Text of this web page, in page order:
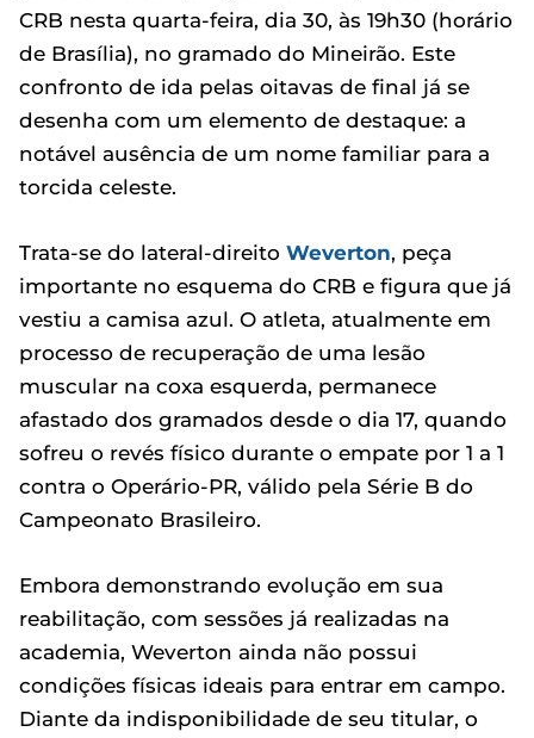
CRB nesta quarta-feira, dia 30, às 19h30 (horário
de Brasília), no gramado do Mineirão. Este
confronto de ida pelas oitavas de final já se
desenha com um elemento de destaque: a
notável ausência de um nome familiar para a
torcida celeste.
Trata-se do lateral-direito Weverton, peça
importante no esquema do CRB e figura que já
vestiu a camisa azul. O atleta, atualmente em
processo de recuperação de uma lesão
muscular na coxa esquerda, permanece
afastado dos gramados desde o dia 17, quando
sofreu o revés físico durante o empate por 1 a 1
contra o Operário-PR, válido pela Série B do
Campeonato Brasileiro.
Embora demonstrando evolução em sua
reabilitação, com sessões já realizadas na
academia, Weverton ainda não possui
condições físicas ideais para entrar em campo.
Diante da indisponibilidade de seu titular, o